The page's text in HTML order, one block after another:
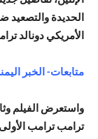
الحديدة والتصعيد
الأمريكي دونالد
متابعات- الخبر
واستعرض الفيلم
ترامب ترامب